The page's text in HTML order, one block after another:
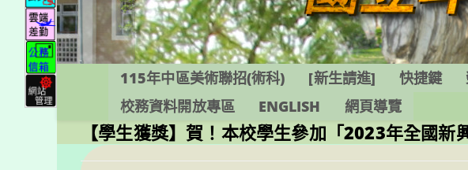
115年中區美術聯招(術科) [新生請進] 快捷鍵
校務資料開放專區
ENGLISH 網頁導覽
【學生獲獎】賀！本校學生參加「2023年全國